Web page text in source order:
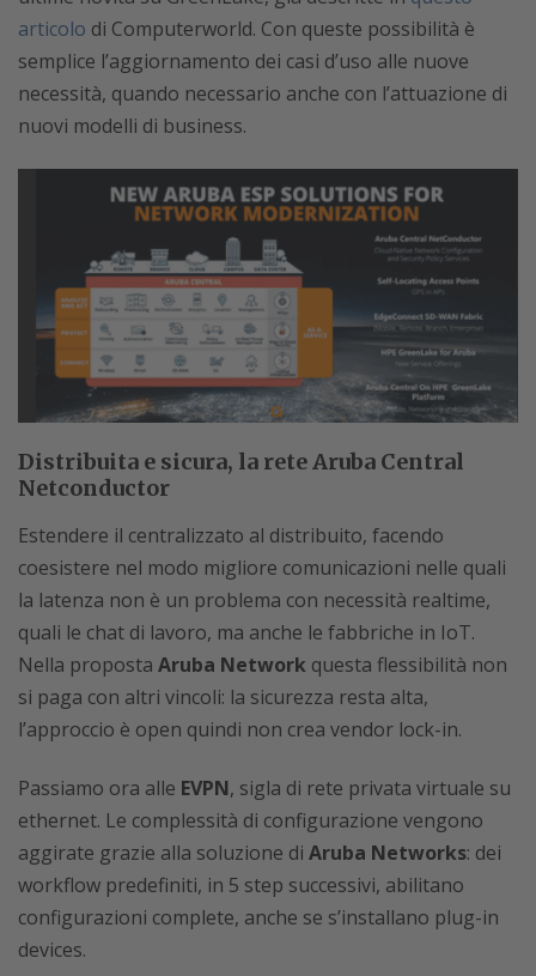
articolo di Computerworld. Con queste possibilità è
semplice l’aggiornamento dei casi d’uso alle nuove
necessità, quando necessario anche con l’attuazione di
nuovi modelli di business.
Distribuita e sicura, la rete Aruba Central
Netconductor
Estendere il centralizzato al distribuito, facendo
coesistere nel modo migliore comunicazioni nelle quali
la latenza non è un problema con necessità realtime,
quali le chat di lavoro, ma anche le fabbriche in IoT.
Nella proposta Aruba Network questa flessibilità non
si paga con altri vincoli: la sicurezza resta alta,
l’approccio è open quindi non crea vendor lock-in.
Passiamo ora alle EVPN, sigla di rete privata virtuale su
ethernet. Le complessità di configurazione vengono
aggirate grazie alla soluzione di Aruba Networks: dei
workflow predefiniti, in 5 step successivi, abilitano
configurazioni complete, anche se s’installano plug-in
devices.